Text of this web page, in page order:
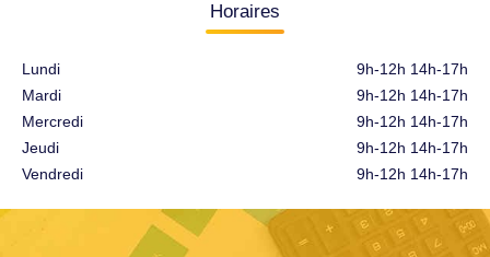
Horaires
Lundi
Mardi
Mercredi
Jeudi
Vendredi
9h-12h 14h-17h
9h-12h 14h-17h
9h-12h 14h-17h
9h-12h 14h-17h
9h-12h 14h-17h